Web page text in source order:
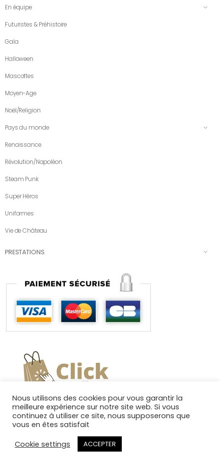
En équipe
Futuristes & Préhistoire
Gala
Halloween
Mascottes
Moyen-Age
Noël/Religion
Pays du monde
Renaissance
Révolution/Napoléon
Steam Punk
Super Héros
Uniformes
Vie de Château
PRESTATIONS
Copyright 2025. Tous droits réservés.
Nous utilisons des cookies pour vous garantir la
meilleure expérience sur notre site web. Si vous
continuez à utiliser ce site, nous supposerons que
vous en êtes satisfait
Cookie settings
ACCEPTER